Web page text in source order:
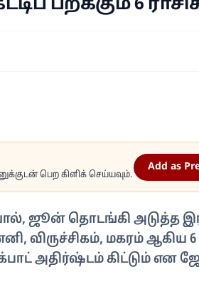
பறக்கும் 6
பெற கிளிக் செய்யவும்.
Add as
ஜூன் தொடங்கி அடுத்த
மகரம் ஆகிய 6
அதிர்ஷ்டம் கிட்டும் என